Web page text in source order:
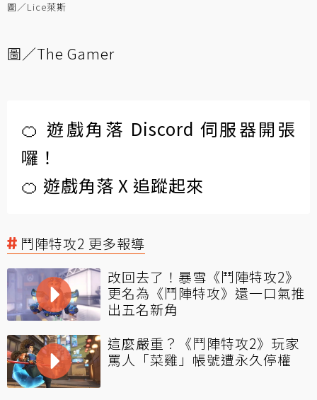
圖／Lice萊斯
圖／The Gamer
🍊 遊戲角落 Discord 伺服器開張
囉！
🍊 遊戲角落 X 追蹤起來
鬥陣特攻2 更多報導
改回去了！暴雪《鬥陣特攻2》
更名為《鬥陣特攻》還一口氣推
出五名新角
這麼嚴重？《鬥陣特攻2》玩家
罵人「菜雞」帳號遭永久停權